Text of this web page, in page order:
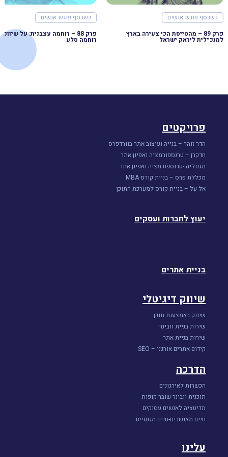
כשכסף פוגש אנשים
פרק 89 – מהטייסת הכי צעירה בארץ
למנכ״לית ליראק ישראל
כשכסף פוגש אנשים
רוחמה סלע
פרויקטים
הדר זוהר – בנייה ועיצוב אתר בוורדפרס
חדקרן – טרנספורמציה ואפיון אתר
מגנוליה -טרנספורמציה ואפיון אתר
מכללת פרס – בניית קורס MBA
אל על – בניית קורס למערכת התוכן
יעוץ לחברות ועסקים
בניית אתרים
שיווק דיגיטלי
שיווק באמצעות תוכן
שירות בניית וובינר
שירות בניית אתר
קידום אתרים אורגני – SEO
הדרכה
הכשרות לאירגונים
תוכנית וובינר שובר קופות
מדיטציה לאנשים עסוקים
חיים מאושרים-חיים מגנטיים
עלינו